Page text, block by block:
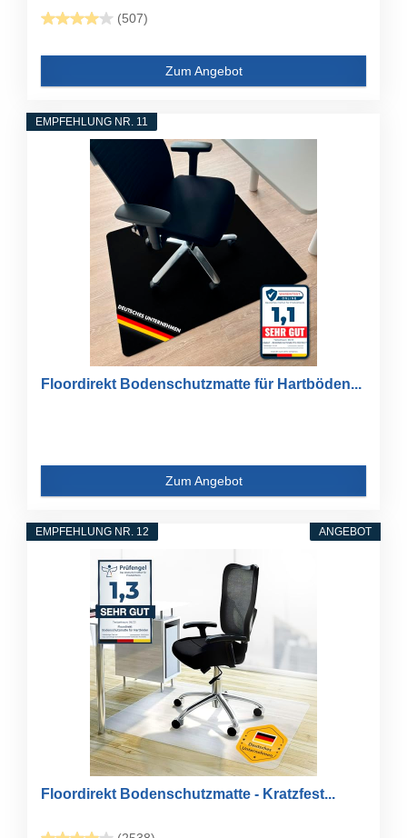
(507)
Zum Angebot
EMPFEHLUNG NR. 11
Floordirekt Bodenschutzmatte für Hartböden...
Zum Angebot
ANGEBOT
EMPFEHLUNG NR. 12
Floordirekt Bodenschutzmatte - Kratzfest...